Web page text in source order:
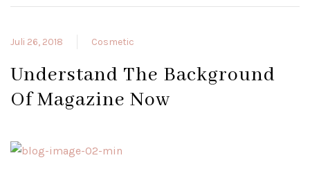
Juli 26, 2018 Cosmetic
Understand The Background
Of Magazine Now